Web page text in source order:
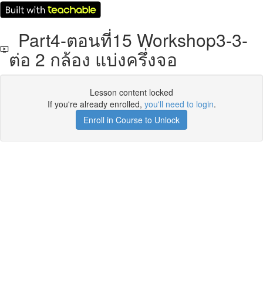
Part4-ตอนที่15 Workshop3-3-
ต่อ 2 กล้อง แบ่งครึ่งจอ
Lesson content locked
If you're already enrolled, you'll need to login.
Enroll in Course to Unlock